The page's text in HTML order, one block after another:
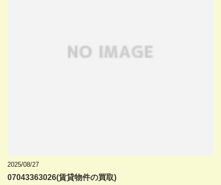
2025/08/27
07043363026(賃貸物件の買取)